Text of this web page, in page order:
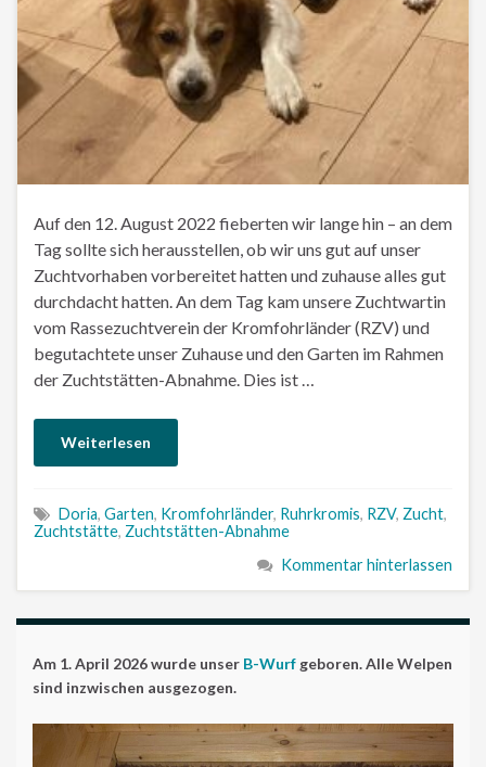
Auf den 12. August 2022 fieberten wir lange hin – an dem
Tag sollte sich herausstellen, ob wir uns gut auf unser
Zuchtvorhaben vorbereitet hatten und zuhause alles gut
durchdacht hatten. An dem Tag kam unsere Zuchtwartin
vom Rassezuchtverein der Kromfohrländer (RZV) und
begutachtete unser Zuhause und den Garten im Rahmen
der Zuchtstätten-Abnahme. Dies ist …
Weiterlesen
Doria, Garten, Kromfohrländer, Ruhrkromis, RZV, Zucht,
Zuchtstätte, Zuchtstätten-Abnahme
Kommentar hinterlassen
Am 1. April 2026 wurde unser B-Wurf geboren. Alle Welpen
sind inzwischen ausgezogen.